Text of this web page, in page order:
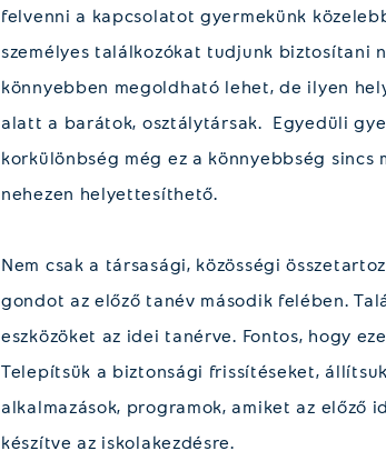
felvenni a kapcsolatot gyermekünk
személyes találkozókat tudjunk biztosítani
könnyebben megoldható lehet, de ilyen
alatt a barátok, osztálytársak. Egyedüli
korkülönbség még ez a könnyebbség
nehezen helyettesíthető.
Nem csak a társasági, közösségi
gondot az előző tanév második felében.
eszközöket az idei tanérve. Fontos, hogy
Telepítsük a biztonsági frissítéseket,
alkalmazások, programok, amiket az előző
készítve az iskolakezdésre.